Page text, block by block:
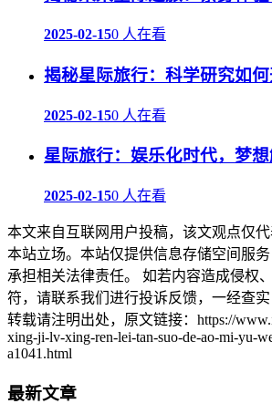
2025-02-150 人在看
揭秘星际旅行：科学研究如
2025-02-150 人在看
星际旅行：娱乐化时代，梦
2025-02-150 人在看
本文来自互联网用户投稿，该文观点仅
本站立场。本站仅提供信息存储空间服
承担相关法律责任。 如若内容造成侵权
符，请联系我们进行投诉反馈，一经查实
转载请注明出处，原文链接：https://
xing-ji-lv-xing-ren-lei-tan-suo-de-ao-mi-yu-
a1041.html
最新文章